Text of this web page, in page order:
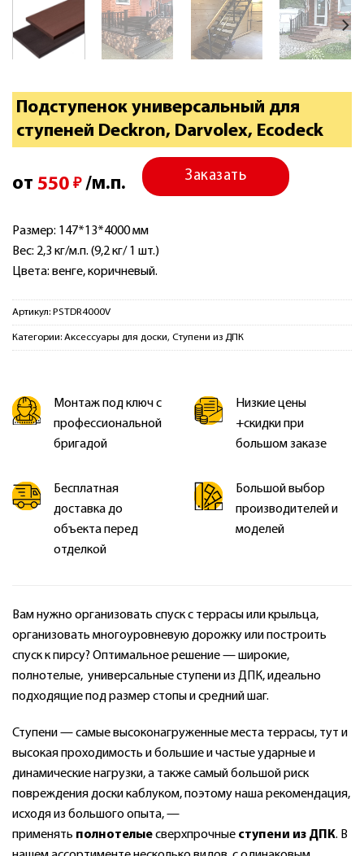
Подступенок универсальный для
ступеней Deckron, Darvolex, Ecodeck
от 550 ₽ /м.п. Заказать
Размер: 147*13*4000 мм
Вес: 2,3 кг/м.п. (9,2 кг/ 1 шт.)
Цвета: венге, коричневый.
Артикул: PSTDR4000V
Категории: Аксессуары для доски, Ступени из ДПК
Монтаж под ключ с
профессиональной
бригадой
Низкие цены
+скидки при
большом заказе
Бесплатная
доставка до
объекта перед
отделкой
Большой выбор
производителей и
моделей
Вам нужно организовать спуск с террасы или крыльца,
организовать многоуровневую дорожку или построить
спуск к пирсу? Оптимальное решение — широкие,
полнотелые, универсальные ступени из ДПК, идеально
подходящие под размер стопы и средний шаг.
Ступени — самые высоконагруженные места террасы, тут и
высокая проходимость и большие и частые ударные и
динамические нагрузки, а также самый большой риск
повреждения доски каблуком, поэтому наша рекомендация,
исходя из большого опыта, —
применять полнотелыесверхпрочные ступени из ДПК. В